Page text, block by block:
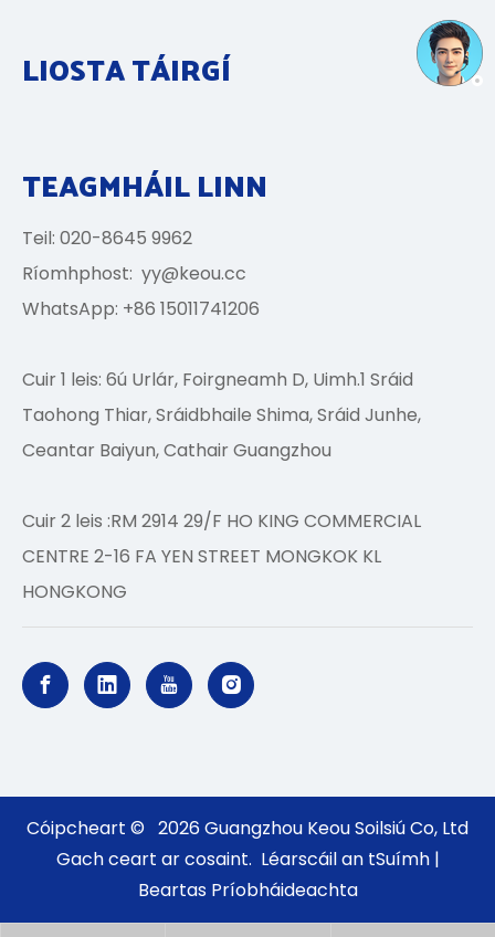
LIOSTA TÁIRGÍ
TEAGMHÁIL LINN
Teil: 020-8645 9962
Ríomhphost: yy@keou.cc
WhatsApp: +86 15011741206
Cuir 1 leis: 6ú Urlár, Foirgneamh D, Uimh.1 Sráid
Taohong Thiar, Sráidbhaile Shima, Sráid Junhe,
Ceantar Baiyun, Cathair Guangzhou
Cuir 2 leis :RM 2914 29/F HO KING COMMERCIAL
CENTRE 2-16 FA YEN STREET MONGKOK KL
HONGKONG
Cóipcheart © 2026Guangzhou Keou Soilsiú Co, Ltd
Gach ceart ar cosaint. Léarscáil an tSuímh|
Beartas Príobháideachta